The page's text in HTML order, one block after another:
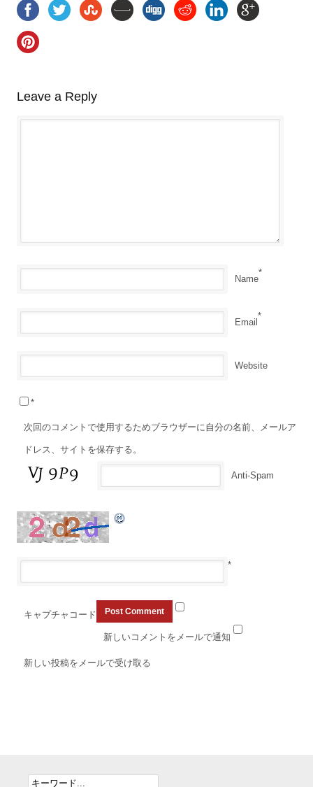
Leave a Reply
Name
*
Email
*
Website
次回のコメントで使用するためブラウザーに自分の名前、メールア
ドレス、サイトを保存する。
Anti-Spam
*
キャプチャコード
*
新しいコメントをメールで通知
新しい投稿をメールで受け取る